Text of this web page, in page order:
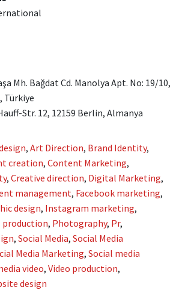
Mh. Bağdat Cd. Manolya Apt. No: 19/10,
Türkiye
Str. 12, 12159 Berlin, Almanya
, Art Direction, Brand Identity,
creation, Content Marketing,
, Creative direction, Digital Marketing,
management, Facebook marketing,
design, Instagram marketing,
production, Photography, Pr,
, Social Media, Social Media
Media Marketing, Social media
video, Video production,
design